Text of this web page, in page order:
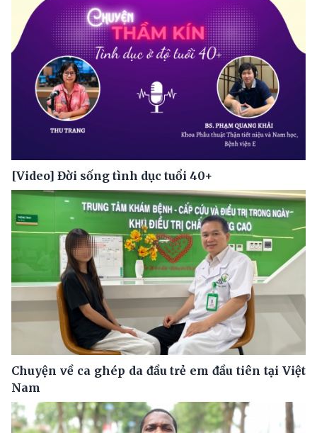
[Video] Đời sống tình dục tuổi 40+
Chuyện về ca ghép da đầu trẻ em đầu tiên tại Việt
Nam